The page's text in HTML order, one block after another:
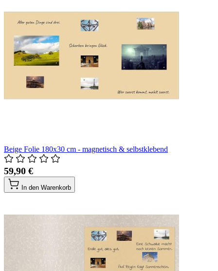
Beige Folie 180x30 cm - magnetisch & selbstklebend
59,90 €
In den Warenkorb